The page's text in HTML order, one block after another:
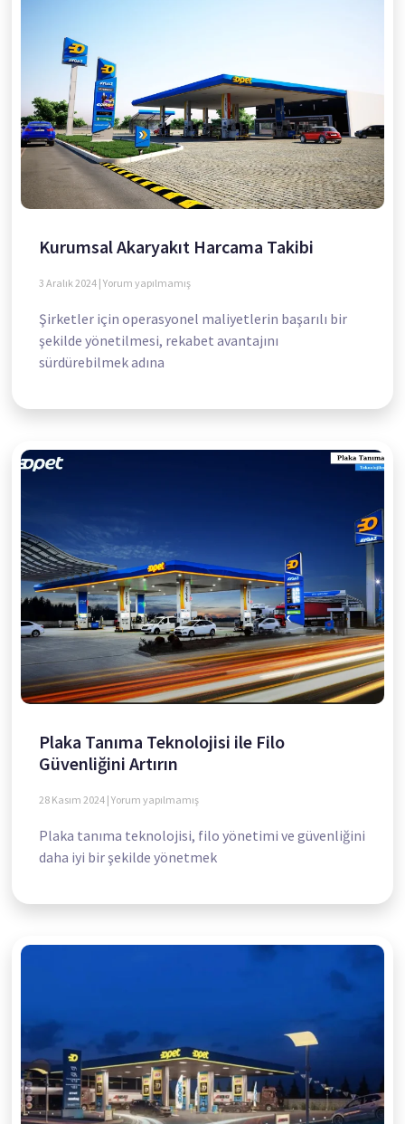
Kurumsal Akaryakıt Harcama Takibi
3 Aralık 2024 Yorum yapılmamış
Şirketler için operasyonel maliyetlerin başarılı bir
şekilde yönetilmesi, rekabet avantajını
sürdürebilmek adına
Plaka Tanıma Teknolojisi ile Filo
Güvenliğini Artırın
28 Kasım 2024 Yorum yapılmamış
Plaka tanıma teknolojisi, filo yönetimi ve güvenliğini
daha iyi bir şekilde yönetmek